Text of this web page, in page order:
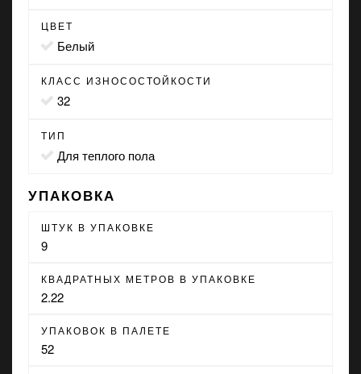
ЦВЕТ
белый
КЛАСС ИЗНОСОСТОЙКОСТИ
32
ТИП
для теплого пола
УПАКОВКА
ШТУК В УПАКОВКЕ
9
КВАДРАТНЫХ МЕТРОВ В УПАКОВКЕ
2.22
УПАКОВОК В ПАЛЕТЕ
52